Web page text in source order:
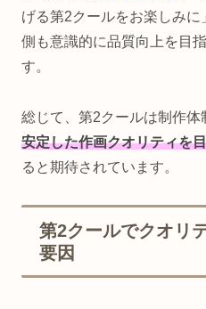
げる第2クールをお楽しみ
側も意識的に品質向上を目
す。
総じて、第2クールは制作体
安定した作画クオリティを
ると期待されています。
第2クールでクオリ
要因